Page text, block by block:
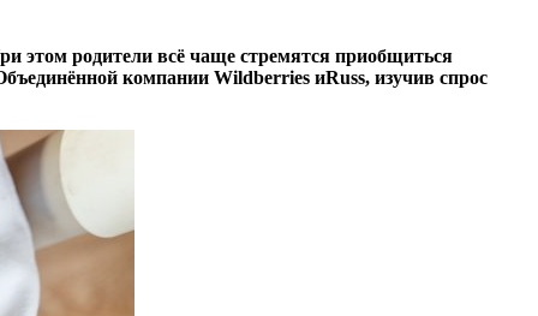
этом родители всё чаще стремятся приобщиться
компании Wildberries иRuss, изучив спрос